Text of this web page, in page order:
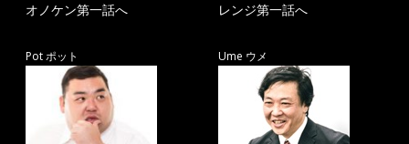
オノケン第一話へ レンジ第一話へ
Pot ポット Ume ウメ